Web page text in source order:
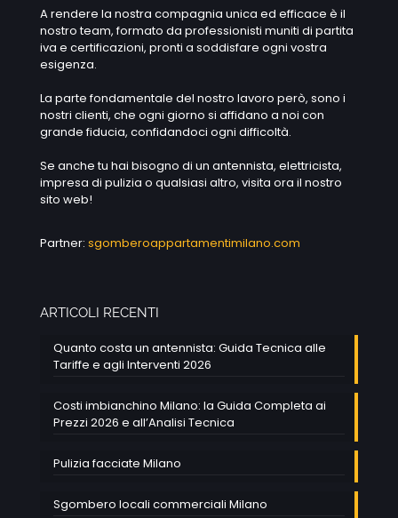
A rendere la nostra compagnia unica ed efficace è il
nostro team, formato da professionisti muniti di partita
iva e certificazioni, pronti a soddisfare ogni vostra
esigenza.
La parte fondamentale del nostro lavoro però, sono i
nostri clienti, che ogni giorno si affidano a noi con
grande fiducia, confidandoci ogni difficoltà.
Se anche tu hai bisogno di un antennista, elettricista,
impresa di pulizia o qualsiasi altro, visita ora il nostro
sito web!
Partner: sgomberoappartamentimilano.com
ARTICOLI RECENTI
Quanto costa un antennista: Guida Tecnica alle
Tariffe e agli Interventi 2026
Costi imbianchino Milano: la Guida Completa ai
Prezzi 2026 e all’Analisi Tecnica
Pulizia facciate Milano
Sgombero locali commerciali Milano